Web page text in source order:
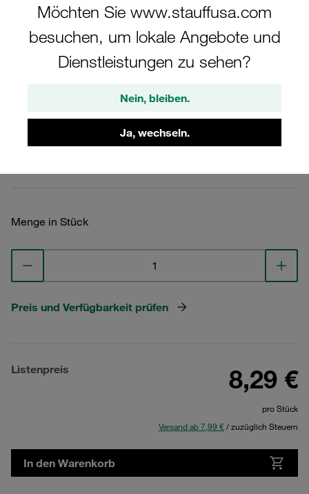
Möchten Sie www.stauffusa.com
besuchen, um lokale Angebote und
Dienstleistungen zu sehen?
Nein, bleiben.
Ja, wechseln.
1D Ø8mm Polypropylen W4
Anschweißpl., kurz Deckpl., AS-
Schraube gerippt, mit Vorspannung
Menge in Stück
Preis und Verfügbarkeit prüfen
Listenpreis 8,29 €
pro Stück
Versand ab 7,99 €/ zuzüglich Steuern
In den Warenkorb